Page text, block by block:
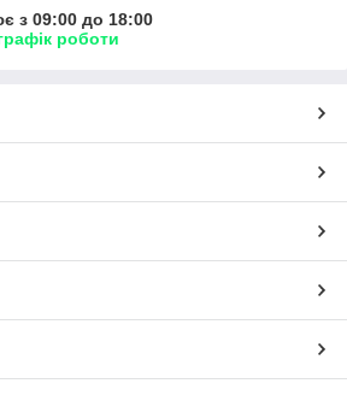
з 09:00 до 18:00
роботи